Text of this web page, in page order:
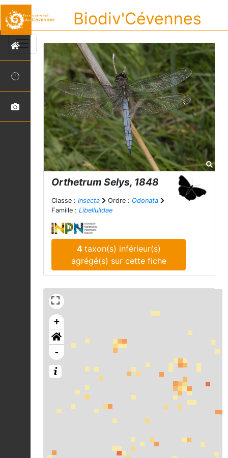
Biodiv'Cévennes
Orthetrum Selys, 1848
Classe : Insecta Ordre : Odonata
Famille : Libellulidae
4 taxon(s) inférieur(s)
agrégé(s) sur cette fiche
+
-